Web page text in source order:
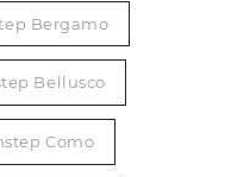
Bergamo
Bellusco
Como